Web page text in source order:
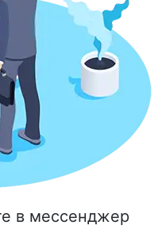
в мессенджер